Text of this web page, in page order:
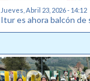
Jueves, Abril 23, 2026 - 14:12
Itur es ahora balcón